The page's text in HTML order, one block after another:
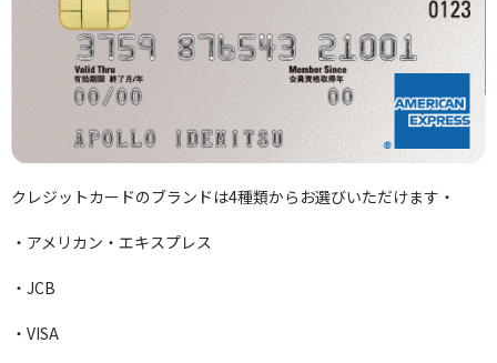
クレジットカードのブランドは4種類からお選びいただけます・
・アメリカン・エキスプレス
・JCB
・VISA